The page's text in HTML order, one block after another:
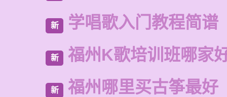
新 学唱歌入门教程简谱
新 福州K歌培训班哪家
新 福州哪里买古筝最好